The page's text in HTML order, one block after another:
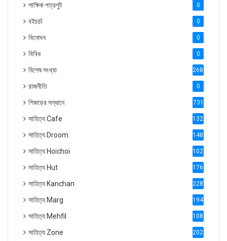
পাক্ষিক পত্রপুট 0
বইচর্চা 0
বিনোদন 0
বিবিধ 0
বিশেষ সংখ্যা 2686
রাজনীতি 0
শিকড়ের সন্ধানে 731
সাহিত্য Cafe 1321
সাহিত্য Droom 1488
সাহিত্য Hoichoi 1027
সাহিত্য Hut 1769
সাহিত্য Kanchan 2287
সাহিত্য Marg 1947
সাহিত্য Mehfil 1088
সাহিত্য Zone 2028